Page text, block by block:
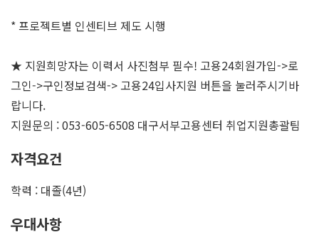
* 프로젝트별 인센티브 제도 시행
★ 지원희망자는 이력서 사진첨부 필수! 고용24회원가입->로
그인->구인정보검색-> 고용24입사지원 버튼을 눌러주시기바
랍니다.
지원문의 : 053-605-6508 대구서부고용센터 취업지원총괄팀
자격요건
학력 : 대졸(4년)
우대사항